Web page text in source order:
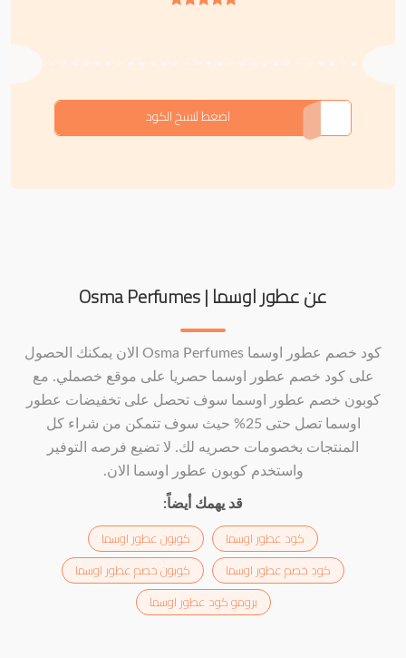
N80
اضغط لنسخ الكود
عن عطور اوسما | Osma Perfumes
كود خصم عطور اوسما Osma Perfumes الان يمكنك الحصول
على كود خصم عطور اوسما حصريا على موقع خصملي. مع
كوبون خصم عطور اوسما سوف تحصل على تخفيضات عطور
اوسما تصل حتى 25% حيث سوف تتمكن من شراء كل
المنتجات بخصومات حصريه لك. لا تضيع فرصه التوفير
واستخدم كوبون عطور اوسما الان.
قد يهمك أيضاً:
كود عطور اوسما
كوبون عطور اوسما
كود خصم عطور اوسما
كوبون خصم عطور اوسما
برومو كود عطور اوسما